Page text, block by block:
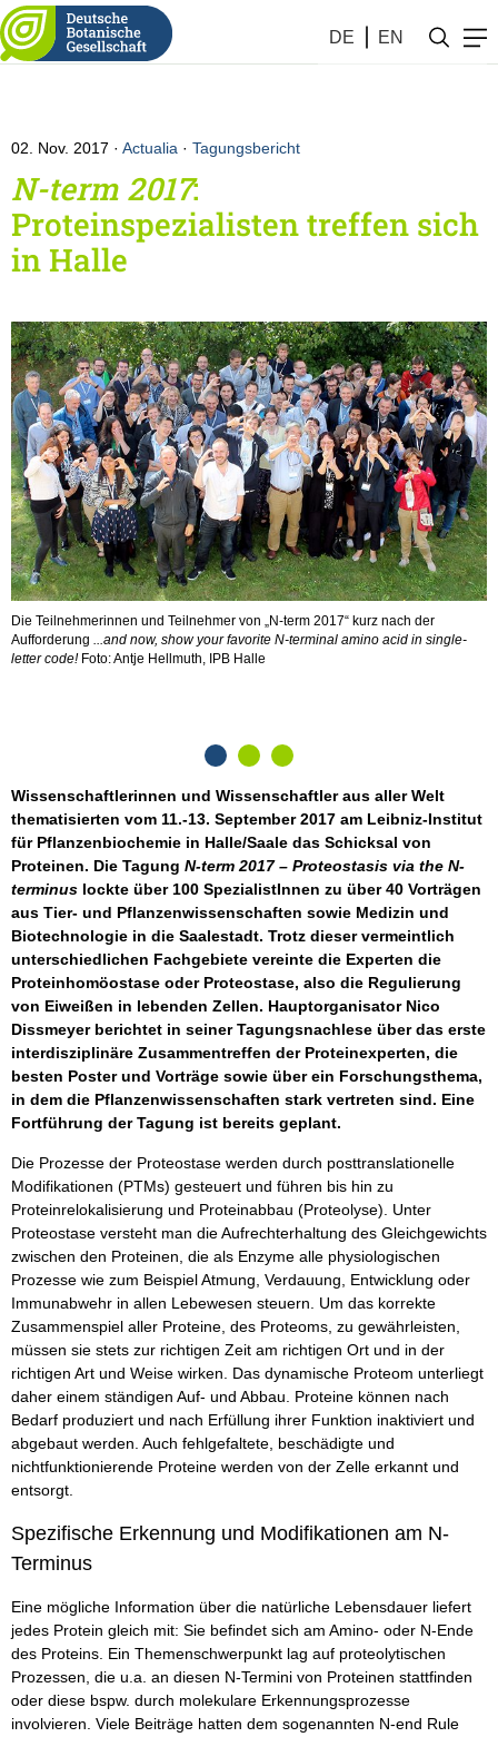
DE EN
02. Nov. 2017 Actualia · Tagungsbericht
N-term 2017:
Proteinspezialisten treffen sich
in Halle
Die Teilnehmerinnen und Teilnehmer von „N-term 2017“ kurz nach der
Aufforderung ...and now, show your favorite N-terminal amino acid in single-
letter code!Foto: Antje Hellmuth, IPB Halle
Wissenschaftlerinnen und Wissenschaftler aus aller Welt
thematisierten vom 11.-13. September 2017 am Leibniz-Institut
für Pflanzenbiochemie in Halle/Saale das Schicksal von
Proteinen. Die Tagung N-term 2017 – Proteostasis via the N-
terminus lockte über 100 SpezialistInnen zu über 40 Vorträgen
aus Tier- und Pflanzenwissenschaften sowie Medizin und
Biotechnologie in die Saalestadt. Trotz dieser vermeintlich
unterschiedlichen Fachgebiete vereinte die Experten die
Proteinhomöostase oder Proteostase, also die Regulierung
von Eiweißen in lebenden Zellen. Hauptorganisator Nico
Dissmeyer berichtet in seiner Tagungsnachlese über das erste
interdisziplinäre Zusammentreffen der Proteinexperten, die
besten Poster und Vorträge sowie über ein Forschungsthema,
in dem die Pflanzenwissenschaften stark vertreten sind. Eine
Fortführung der Tagung ist bereits geplant.
Die Prozesse der Proteostase werden durch posttranslationelle
Modifikationen (PTMs) gesteuert und führen bis hin zu
Proteinrelokalisierung und Proteinabbau (Proteolyse). Unter
Proteostase versteht man die Aufrechterhaltung des Gleichgewichts
zwischen den Proteinen, die als Enzyme alle physiologischen
Prozesse wie zum Beispiel Atmung, Verdauung, Entwicklung oder
Immunabwehr in allen Lebewesen steuern. Um das korrekte
Zusammenspiel aller Proteine, des Proteoms, zu gewährleisten,
müssen sie stets zur richtigen Zeit am richtigen Ort und in der
richtigen Art und Weise wirken. Das dynamische Proteom unterliegt
daher einem ständigen Auf- und Abbau. Proteine können nach
Bedarf produziert und nach Erfüllung ihrer Funktion inaktiviert und
abgebaut werden. Auch fehlgefaltete, beschädigte und
nichtfunktionierende Proteine werden von der Zelle erkannt und
entsorgt.
Spezifische Erkennung und Modifikationen am N-
Terminus
Eine mögliche Information über die natürliche Lebensdauer liefert
jedes Protein gleich mit: Sie befindet sich am Amino- oder N-Ende
des Proteins. Ein Themenschwerpunkt lag auf proteolytischen
Prozessen, die u.a. an diesen N-Termini von Proteinen stattfinden
oder diese bspw. durch molekulare Erkennungsprozesse
involvieren. Viele Beiträge hatten dem sogenannten N-end Rule